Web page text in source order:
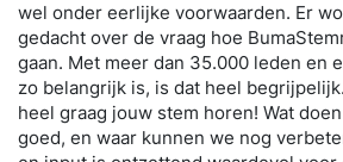
wel onder eerlijke voorwaarden. Er
gedacht over de vraag hoe
gaan. Met meer dan 35.000 leden en
zo belangrijk is, is dat heel
heel graag jouw stem horen! Wat
goed, en waar kunnen we nog